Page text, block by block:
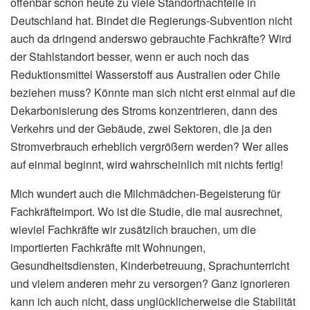
Deutschland hat. Bindet die Regierungs-Subvention nicht
auch da dringend anderswo gebrauchte Fachkräfte? Wird
der Stahlstandort besser, wenn er auch noch das
Reduktionsmittel Wasserstoff aus Australien oder Chile
beziehen muss? Könnte man sich nicht erst einmal auf die
Dekarbonisierung des Stroms konzentrieren, dann des
Verkehrs und der Gebäude, zwei Sektoren, die ja den
Stromverbrauch erheblich vergrößern werden? Wer alles
auf einmal beginnt, wird wahrscheinlich mit nichts fertig!
Mich wundert auch die Milchmädchen-Begeisterung für
Fachkräfteimport. Wo ist die Studie, die mal ausrechnet,
wieviel Fachkräfte wir zusätzlich brauchen, um die
importierten Fachkräfte mit Wohnungen,
Gesundheitsdiensten, Kinderbetreuung, Sprachunterricht
und vielem anderen mehr zu versorgen? Ganz ignorieren
kann ich auch nicht, dass unglücklicherweise die Stabilität